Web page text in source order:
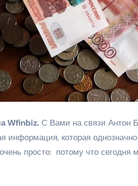
Wfinbiz. С Вами на связи Антон
информация, которая
просто: потому что